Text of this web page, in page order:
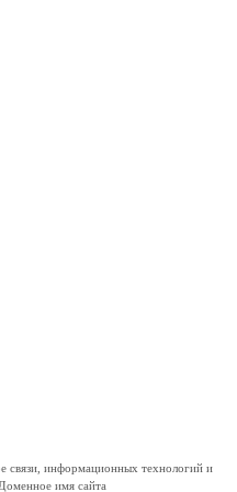
информационных технологий и
имя сайта